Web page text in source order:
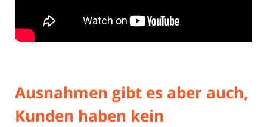
Ausnahmen gibt es aber auch,
Kunden haben kein